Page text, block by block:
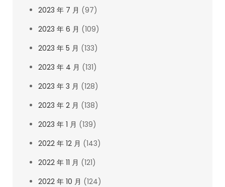
2023 年 7 月 (97)
2023 年 6 月 (109)
2023 年 5 月 (133)
2023 年 4 月 (131)
2023 年 3 月 (128)
2023 年 2 月 (138)
2023 年 1 月 (139)
2022 年 12 月 (143)
2022 年 11 月 (121)
2022 年 10 月 (124)